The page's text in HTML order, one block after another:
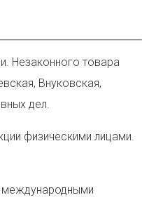
Незаконного товара
Внуковская,
дел.
физическими лицами.
международными